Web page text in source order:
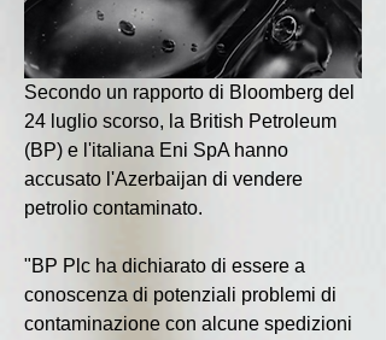
Secondo un rapporto di Bloomberg del
24 luglio scorso, la British Petroleum
(BP) e l'italiana Eni SpA hanno
accusato l'Azerbaijan di vendere
petrolio contaminato.
"BP Plc ha dichiarato di essere a
conoscenza di potenziali problemi di
contaminazione con alcune spedizioni